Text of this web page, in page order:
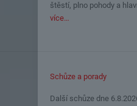
štěstí, plno pohody a
více…
Schůze a porady
Další schůze dne